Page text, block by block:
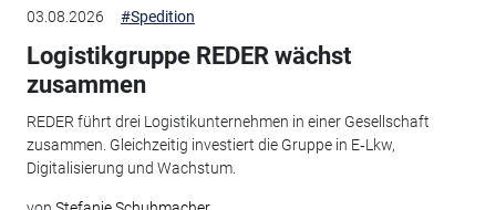
03.08.2026 #Spedition
Logistikgruppe REDER wächst
zusammen
REDER führt drei Logistikunternehmen in einer Gesellschaft
zusammen. Gleichzeitig investiert die Gruppe in E‑Lkw,
Digitalisierung und Wachstum.